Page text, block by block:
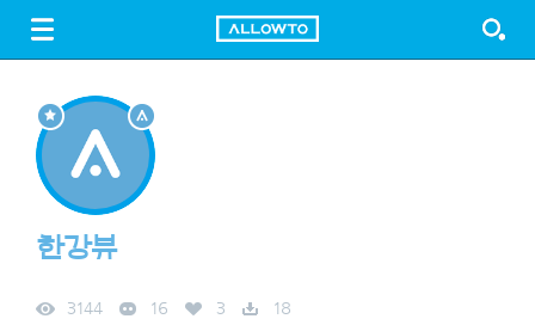
FREE DOWNLOAD
한강뷰
3144 16 3 18